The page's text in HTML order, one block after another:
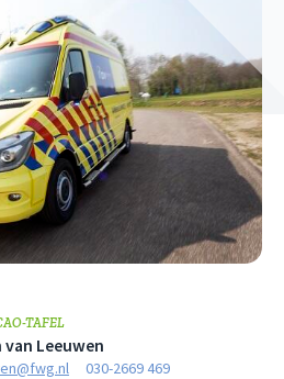
TAFEL
van Leeuwen
030-2669 469